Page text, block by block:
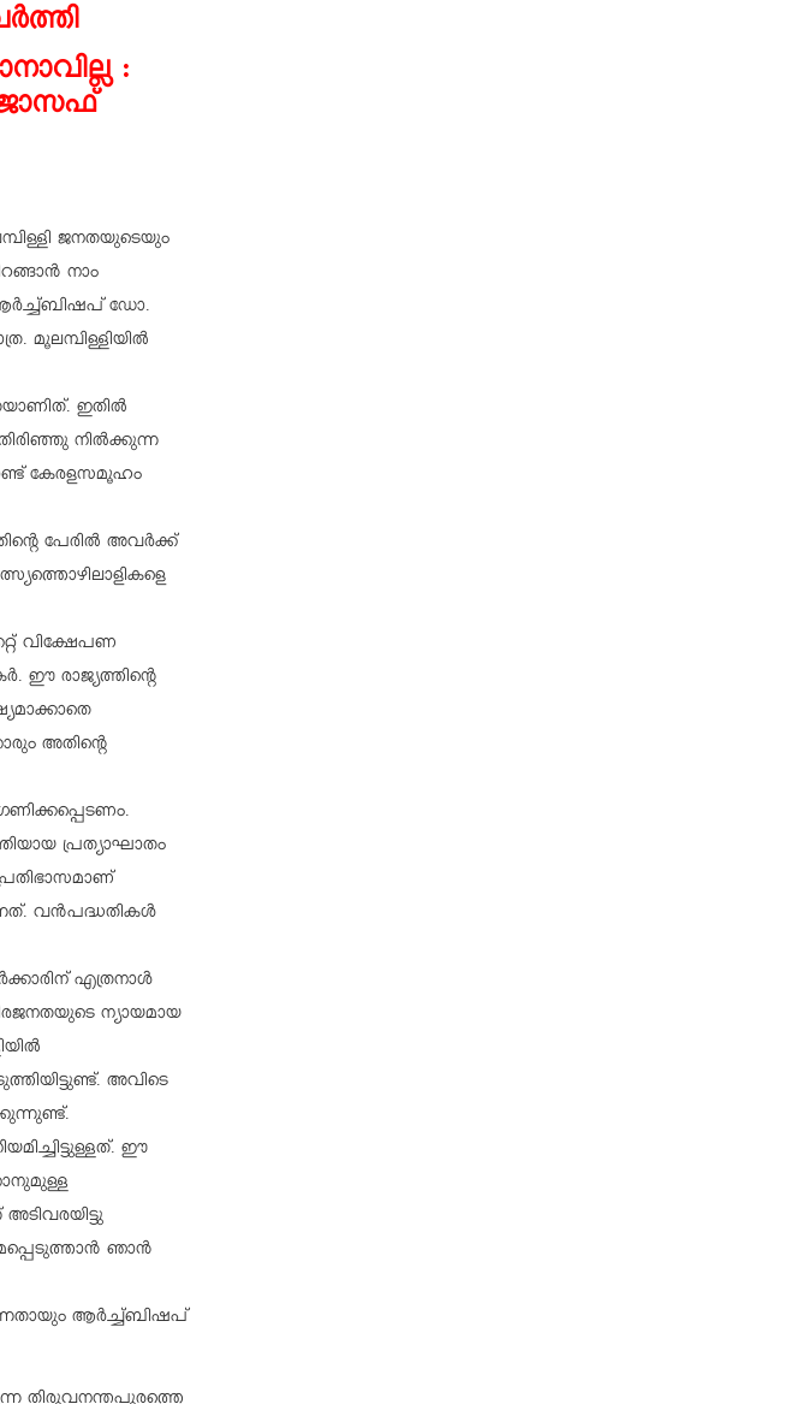
നാവില്ല :
ജനതയുടെയും
നാം
ആര്‍ച്ച്ബിഷപ് ഡോ.
മൂലമ്പിള്ളിയില്‍
ഇതില്‍
നില്‍ക്കുന്ന
കേരളസമൂഹം
പേരില്‍ അവര്‍ക്ക്
വിക്ഷേപണ
ഈ രാജ്യത്തിന്റെ
അതിന്റെ
പ്രത്യാഘാതം
വന്‍പദ്ധതികള്‍
എത്രനാള്‍
ന്യായമായ
അവിടെ
ഈ
ഞാന്‍
ആര്‍ച്ച്ബിഷപ്